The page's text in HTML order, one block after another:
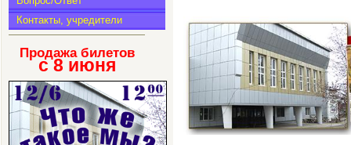
Контакты, учредители
Продажа билетов
с 8 июня